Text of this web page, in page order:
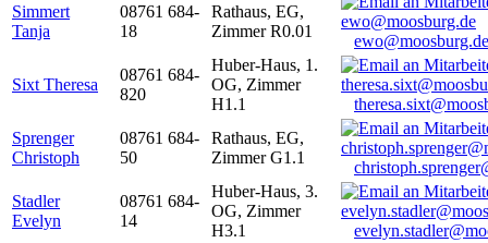
Simmert
Tanja
08761 684-
18
Rathaus, EG,
Zimmer R0.01
ewo@moosburg.de
Sixt Theresa
08761 684-
820
Huber-Haus, 1.
OG, Zimmer
H1.1
Sprenger
Christoph
08761 684-
50
Rathaus, EG,
Zimmer G1.1
Stadler
Evelyn
08761 684-
14
Huber-Haus, 3.
OG, Zimmer
H3.1